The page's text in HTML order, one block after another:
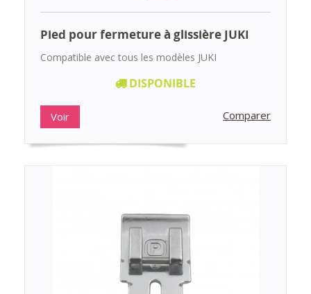
Pied pour fermeture à glissière JUKI
Compatible avec tous les modèles JUKI
DISPONIBLE
Voir Comparer